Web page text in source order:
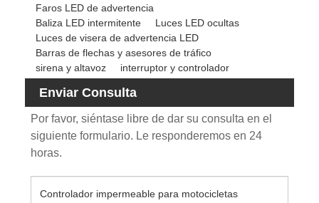
Faros LED de advertencia
Baliza LED intermitente
Luces LED ocultas
Luces de visera de advertencia LED
Barras de flechas y asesores de tráfico
sirena y altavoz
interruptor y controlador
Enviar Consulta
Por favor, siéntase libre de dar su consulta en el
siguiente formulario. Le responderemos en 24
horas.